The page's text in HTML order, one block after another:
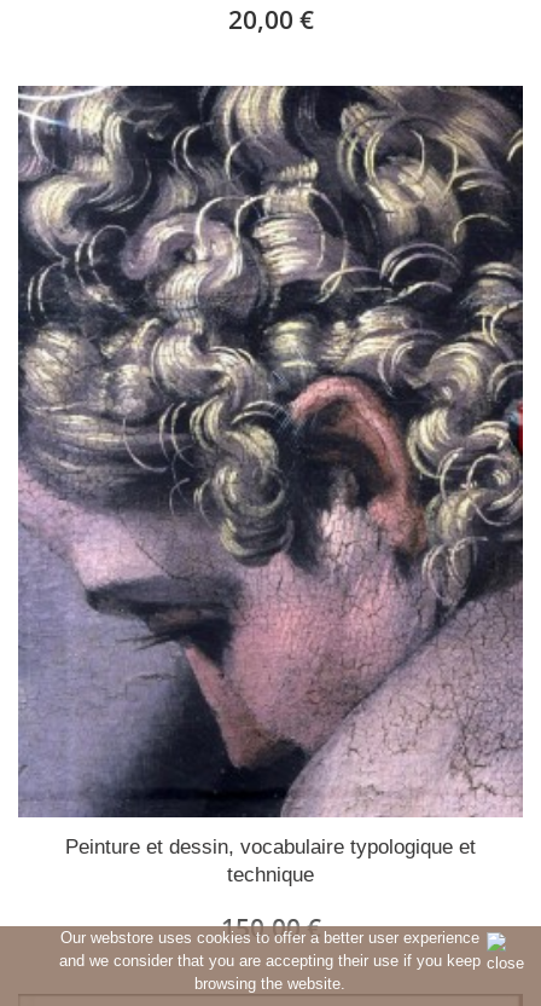
Our webstore uses cookies to offer a better user experience
and we consider that you are accepting their use if you keep
browsing the website.
20,00 €
Peinture et dessin, vocabulaire typologique et
technique
150,00 €